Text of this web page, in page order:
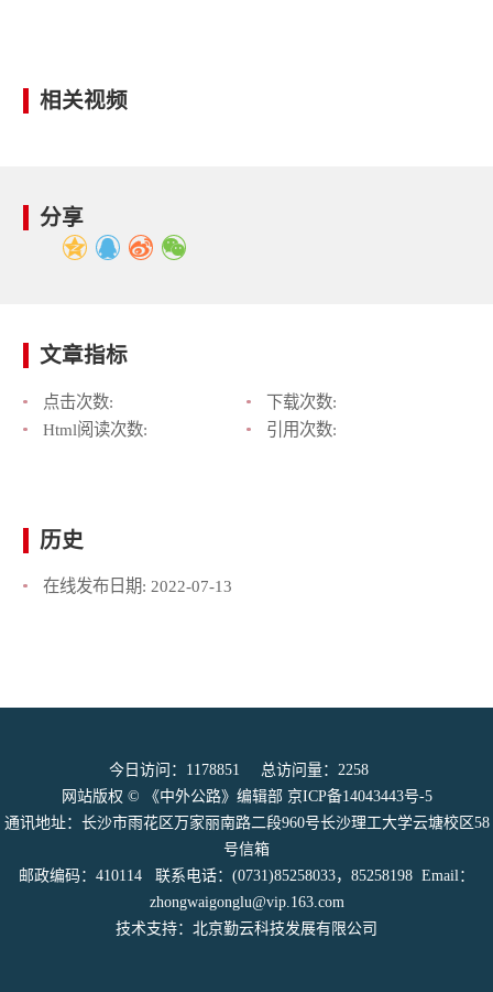
相关视频
分享
文章指标
点击次数:
下载次数:
Html阅读次数:
引用次数:
历史
在线发布日期: 2022-07-13
今日访问： 1178851 总访问量： 2258
网站版权 © 《中外公路》编辑部 京ICP备14043443号-5
通讯地址：长沙市雨花区万家丽南路二段960号长沙理工大学云塘校区58
号信箱
邮政编码：410114 联系电话：(0731)85258033，85258198 Email：
zhongwaigonglu@vip.163.com
技术支持：北京勤云科技发展有限公司